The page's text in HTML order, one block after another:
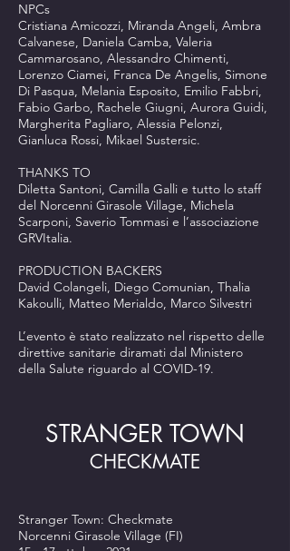
NPCs
Cristiana Amicozzi, Miranda Angeli, Ambra
Calvanese, Daniela Camba, Valeria
Cammarosano, Alessandro Chimenti,
Lorenzo Ciamei, Franca De Angelis, Simone
Di Pasqua, Melania Esposito, Emilio Fabbri,
Fabio Garbo, Rachele Giugni, Aurora Guidi,
Margherita Pagliaro, Alessia Pelonzi,
Gianluca Rossi, Mikael Sustersic.
THANKS TO
Diletta Santoni, Camilla Galli e tutto lo staff
del Norcenni Girasole Village, Michela
Scarponi, Saverio Tommasi e l’associazione
GRVItalia.
PRODUCTION BACKERS
David Colangeli, Diego Comunian, Thalia
Kakoulli, Matteo Merialdo, Marco Silvestri
L’evento è stato realizzato nel rispetto delle
direttive sanitarie diramati dal Ministero
della Salute riguardo al COVID-19.
STRANGER TOWN
CHECKMATE
Stranger Town: Checkmate
Norcenni Girasole Village (FI)